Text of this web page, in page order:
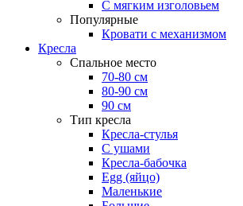
С мягким изголовьем
Популярные
Кровати с механизмом
Кресла
Спальное место
70-80 см
80-90 см
90 см
Тип кресла
Кресла-стулья
С ушами
Кресла-бабочка
Egg (яйцо)
Маленькие